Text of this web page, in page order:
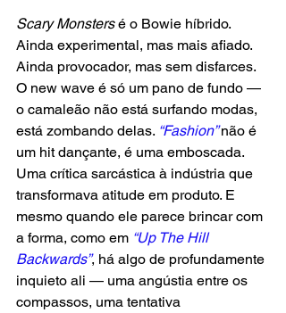
Scary Monsters é o Bowie híbrido.
Ainda experimental, mas mais afiado.
Ainda provocador, mas sem disfarces.
O new wave é só um pano de fundo —
o camaleão não está surfando modas,
está zombando delas. “Fashion” não é
um hit dançante, é uma emboscada.
Uma crítica sarcástica à indústria que
transformava atitude em produto. E
mesmo quando ele parece brincar com
a forma, como em “Up The Hill
Backwards”, há algo de profundamente
inquieto ali — uma angústia entre os
compassos, uma tentativa